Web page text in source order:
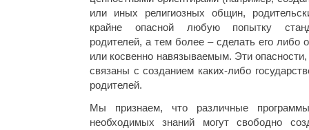
или иных религиозных общин,
крайне опасной любую попытку
родителей, а тем более – сделать его либо
или косвенно навязываемым. Эти
связаны с созданием каких-либо
родителей.
Мы признаем, что различные
необходимых знаний могут свободно